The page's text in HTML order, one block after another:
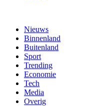
Nieuws
Binnenland
Buitenland
Sport
Trending
Economie
Tech
Media
Overig